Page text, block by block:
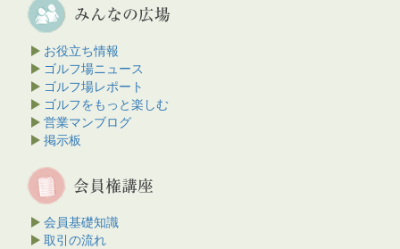
お役立ち情報
ゴルフ場ニュース
ゴルフ場レポート
ゴルフをもっと楽しむ
営業マンブログ
掲示板
会員基礎知識
取引の流れ